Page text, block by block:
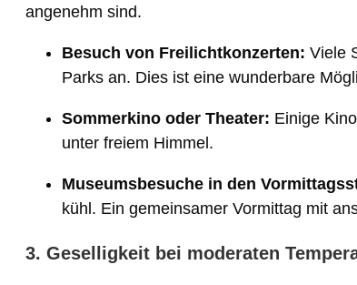
angenehm sind.
Besuch von Freilichtkonzerten: Viele
Parks an. Dies ist eine wunderbare
Sommerkino oder Theater: Einige
unter freiem Himmel.
Museumsbesuche in den
kühl. Ein gemeinsamer Vormittag mit
3. Geselligkeit bei moderaten